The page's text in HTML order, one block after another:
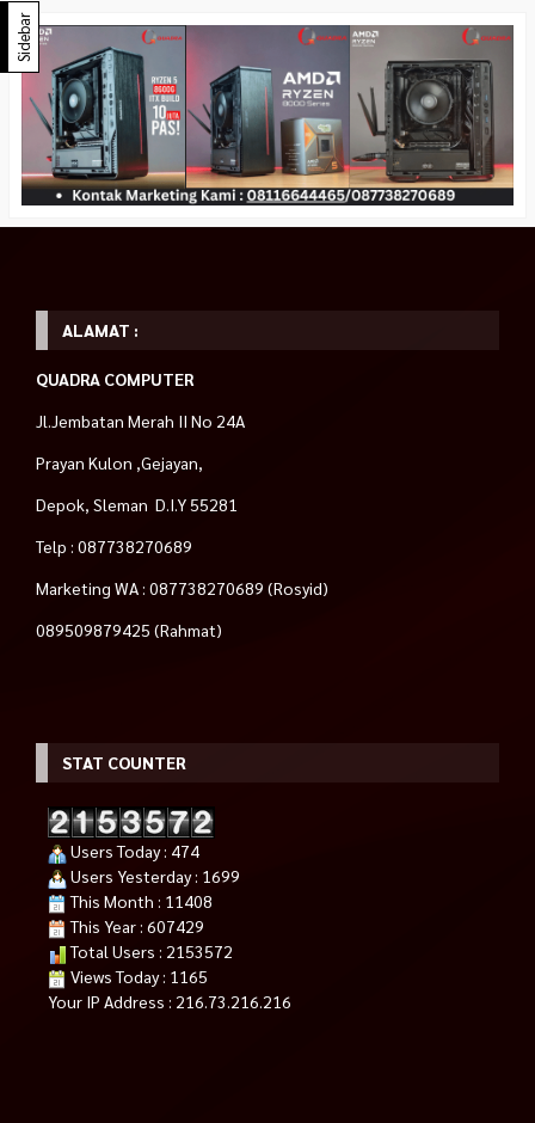
Sidebar
ALAMAT :
QUADRA COMPUTER
Jl.Jembatan Merah II No 24A
Prayan Kulon ,Gejayan,
Depok, Sleman D.I.Y 55281
Telp : 087738270689
Marketing WA : 087738270689 (Rosyid)
089509879425 (Rahmat)
STAT COUNTER
Users Today : 474
Users Yesterday : 1699
This Month : 11408
This Year : 607429
Total Users : 2153572
Views Today : 1165
Your IP Address : 216.73.216.216